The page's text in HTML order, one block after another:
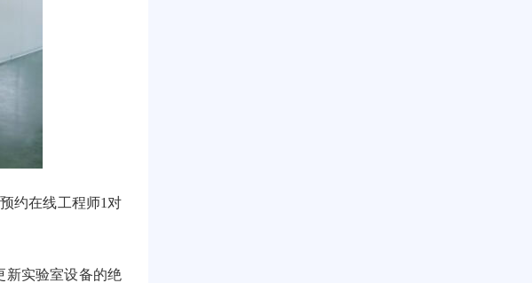
约在线工程师1对
新实验室设备的绝